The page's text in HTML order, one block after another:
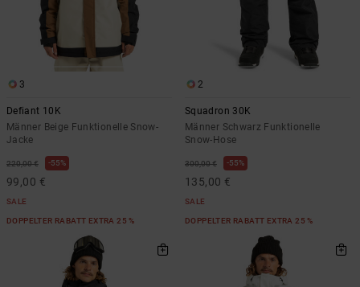
3
Defiant 10K
Männer Beige Funktionelle Snow-
Jacke
220,00 € 55%
99,00 €
SALE
DOPPELTER RABATT EXTRA 25 %
2
Squadron 30K
Männer Schwarz Funktionelle
Snow-Hose
300,00 € 55%
135,00 €
SALE
DOPPELTER RABATT EXTRA 25 %